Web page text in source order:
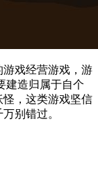
戏经营游戏，游
建造归属于自个
，这类游戏坚信
别错过。